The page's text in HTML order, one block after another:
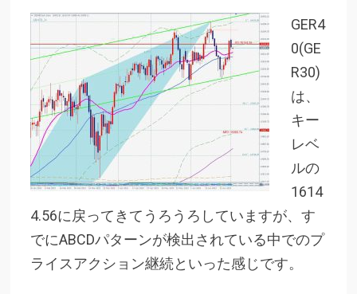
GER4
0(GE
R30)
は、
キー
レベ
ルの
1614
4.56に戻ってきてうろうろしていますが、す
でにABCDパターンが検出されている中でのプ
ライスアクション継続といった感じです。